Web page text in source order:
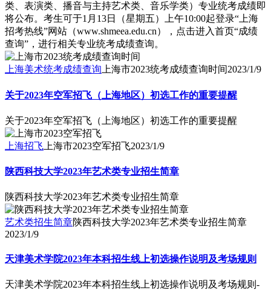
类、表演类、播音与主持艺术类、音乐学类）专业统考成绩即
将公布。考生可于1月13日（星期五）上午10:00起登录“上海
招考热线”网站（www.shmeea.edu.cn），点击进入首页“成绩
查询”，进行相关专业统考成绩查询。
上海美术统考成绩查询 上海市2023统考成绩查询时间2023/1/9
关于2023年空军招飞（上海地区）初选工作的重要提醒
关于2023年空军招飞（上海地区）初选工作的重要提醒
上海招飞 上海市2023空军招飞2023/1/9
陕西科技大学2023年艺术类专业招生简章
陕西科技大学2023年艺术类专业招生简章
艺术类招生简章陕西科技大学2023年艺术类专业招生简章
2023/1/9
天津美术学院2023年本科招生线上初选操作说明及考场规则
天津美术学院2023年本科招生线上初选操作说明及考场规则-